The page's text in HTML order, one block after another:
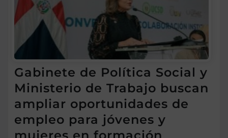
Gabinete de Política Social y
Ministerio de Trabajo buscan
ampliar oportunidades de
empleo para jóvenes y